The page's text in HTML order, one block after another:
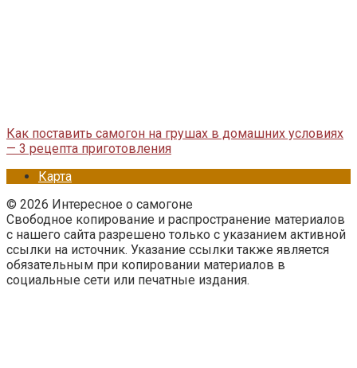
Как поставить самогон на грушах в домашних условиях
— 3 рецепта приготовления
Карта
© 2026 Интересное о самогоне
Свободное копирование и распространение материалов
с нашего сайта разрешено только с указанием активной
ссылки на источник. Указание ссылки также является
обязательным при копировании материалов в
социальные сети или печатные издания.